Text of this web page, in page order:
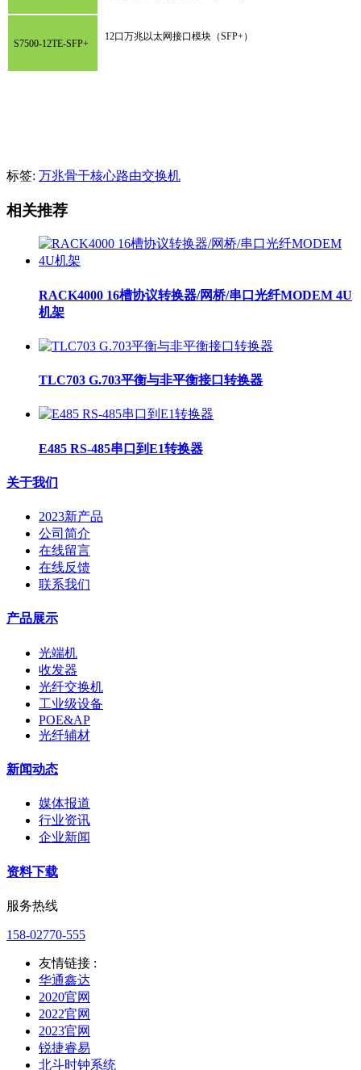
S7500-12TE-SFP+
12口万兆以太网接口模块（SFP+）
标签: 万兆骨干核心路由交换机
相关推荐
RACK4000 16槽协议转换器/网桥/串口光纤MODEM 4U
机架
TLC703 G.703平衡与非平衡接口转换器
E485 RS-485串口到E1转换器
关于我们
2023新产品
公司简介
在线留言
在线反馈
联系我们
产品展示
光端机
收发器
光纤交换机
工业级设备
POE&AP
光纤辅材
新闻动态
媒体报道
行业资讯
企业新闻
资料下载
服务热线
158-02770-555
友情链接 :
华通鑫达
2020官网
2022官网
2023官网
锐捷睿易
北斗时钟系统